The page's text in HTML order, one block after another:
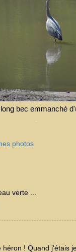
bec emmanché
photos
verte ...
héron ! Quand j'étais